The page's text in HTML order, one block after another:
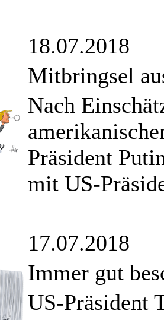
18.07.2018
Mitbringsel
Nach
Präsident
mit US-
17.07.2018
Immer gut
US-Präsident